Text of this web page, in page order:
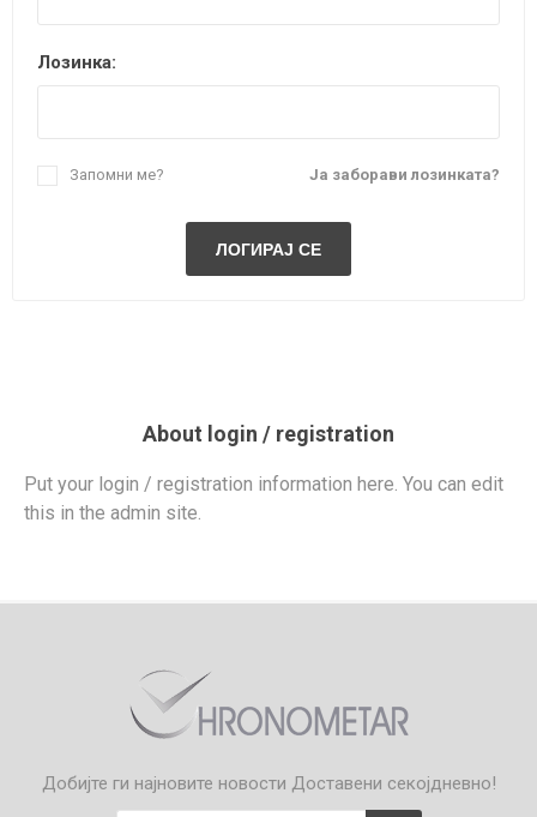
Лозинка:
Ја заборави лозинката?
Запомни ме?
About login / registration
Put your login / registration information here. You can edit
this in the admin site.
Добијте ги најновите новости Доставени секојдневно!